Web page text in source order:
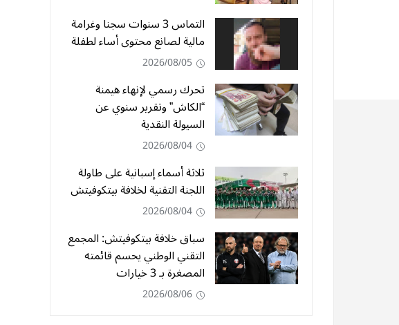
التماس 3 سنوات سجنا وغرامة
مالية لصانع محتوى أساء لطفلة
2026/08/05
تحرك رسمي لإنهاء هيمنة
“الكاش” وتقرير سنوي عن
السيولة النقدية
2026/08/04
ثلاثة أسماء إسبانية على طاولة
اللجنة التقنية لخلافة بيتكوفيتش
2026/08/04
سباق خلافة بيتكوفيتش: المجمع
التقني الوطني يحسم قائمته
المصغرة بـ 3 خيارات
2026/08/06